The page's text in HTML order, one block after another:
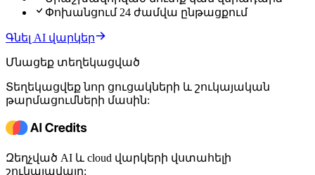
Փոխանցում 24 ժամվա ընթացքում
Գնել AI վարկեր
Մնացեք տեղեկացված
Տեղեկացվեք նոր ցուցակների և շուկայական
թարմացումների մասին:
Զեղչված AI և cloud վարկերի վստահելի
շուկայավայր: